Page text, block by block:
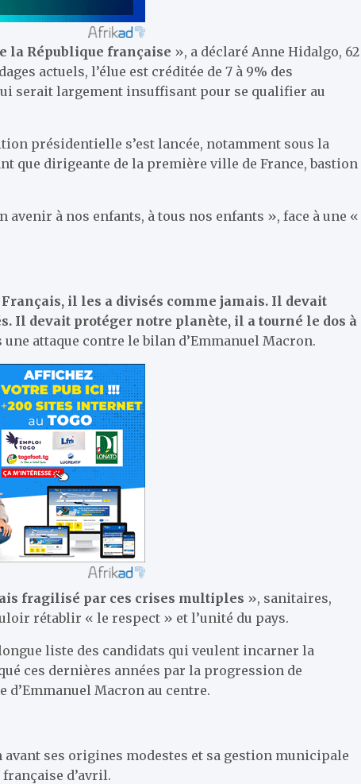
la République française », a déclaré Anne Hidalgo, 62
actuels, l’élue est créditée de 7 à 9% des
serait largement insuffisant pour se qualifier au
présidentielle s’est lancée, notamment sous la
que dirigeante de la première ville de France, bastion
à nos enfants, à tous nos enfants », face à une «
il les a divisés comme jamais. Il devait
Il devait protéger notre planète, il a tourné le dos à
attaque contre le bilan d’Emmanuel Macron.
fragilisé par ces crises multiples », sanitaires,
rétablir « le respect » et l’unité du pays.
liste des candidats qui veulent incarner la
ces dernières années par la progression de
d’Emmanuel Macron au centre.
ses origines modestes et sa gestion municipale
d’avril.